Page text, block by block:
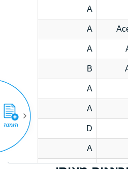
A
A
A
B
A
A
D
A
הזמנה